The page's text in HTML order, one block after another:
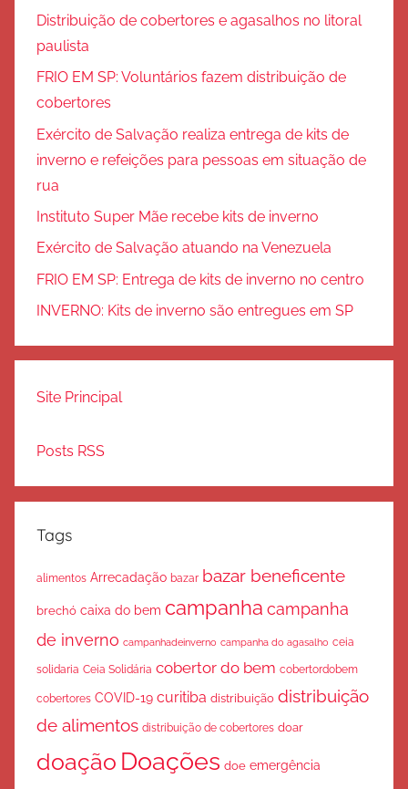
Distribuição de cobertores e agasalhos no litoral
paulista
FRIO EM SP: Voluntários fazem distribuição de
cobertores
Exército de Salvação realiza entrega de kits de
inverno e refeições para pessoas em situação de
rua
Instituto Super Mãe recebe kits de inverno
Exército de Salvação atuando na Venezuela
FRIO EM SP: Entrega de kits de inverno no centro
INVERNO: Kits de inverno são entregues em SP
Site Principal
Posts RSS
Tags
alimentos Arrecadação bazar bazar beneficente
brechó caixa do bem campanha campanha
de inverno campanhadeinverno campanha do agasalho ceia
solidaria Ceia Solidária cobertor do bem cobertordobem
cobertores COVID-19 curitiba distribuição distribuição
de alimentos distribuição de cobertores doar
doação Doações doe emergência